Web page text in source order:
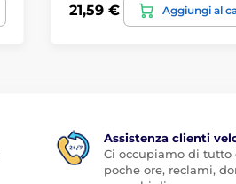
21,59 € Aggiungi al
Assistenza clienti
Ci occupiamo di tutto
poche ore, reclami,